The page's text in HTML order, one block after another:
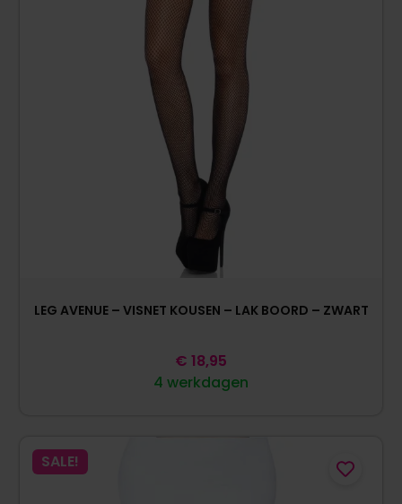
LEG AVENUE – VISNET KOUSEN – LAK BOORD – ZWART
4 werkdagen
€ 18,95
SALE!